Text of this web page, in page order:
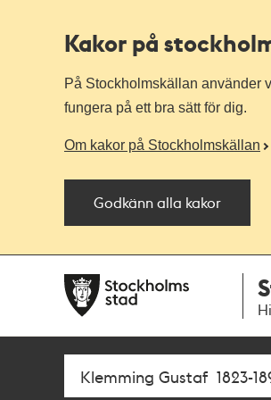
Kakor på
På Stockholmskällan använder
fungera på ett bra sätt för dig.
Om kakor på Stockholmskällan
Godkänn alla kakor
navigationen
huvudinnehållet
Sök